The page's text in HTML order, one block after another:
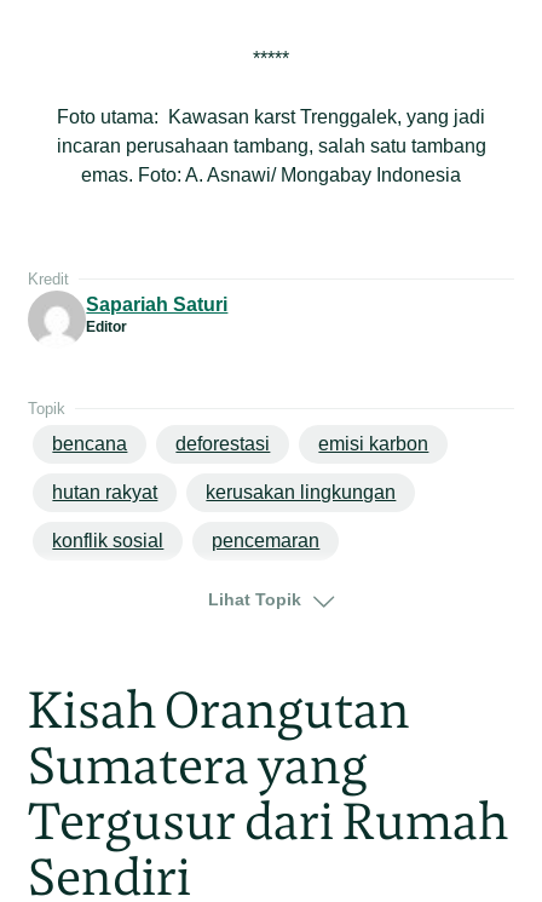
*****
Foto utama: Kawasan karst Trenggalek, yang jadi
incaran perusahaan tambang, salah satu tambang
emas. Foto: A. Asnawi/ Mongabay Indonesia
Kredit
Sapariah Saturi
Editor
Topik
bencana deforestasi emisi karbon
hutan rakyat kerusakan lingkungan
konflik sosial pencemaran
perubahan iklim
Lihat Topik
Kisah Orangutan
Sumatera yang
Tergusur dari Rumah
Sendiri